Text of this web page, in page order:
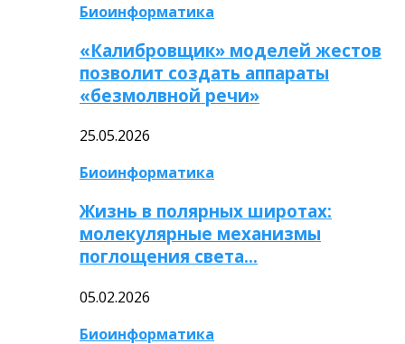
Биоинформатика
«Калибровщик» моделей жестов
позволит создать аппараты
«безмолвной речи»
25.05.2026
Биоинформатика
Жизнь в полярных широтах:
молекулярные механизмы
поглощения света…
05.02.2026
Биоинформатика